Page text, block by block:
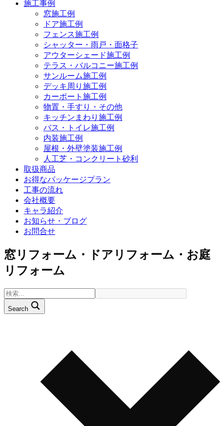
施工事例
窓施工例
ドア施工例
フェンス施工例
シャッター・雨戸・面格子
アウターシェード施工例
テラス・バルコニー施工例
サンルーム施工例
デッキ周り施工例
カーポート施工例
物置・手すり・その他
キッチンまわり施工例
バス・トイレ施工例
内装施工例
屋根・外壁塗装施工例
人工芝・コンクリート砂利
取扱商品
お得なパッケージプラン
工事の流れ
会社概要
キャラ紹介
お知らせ・ブログ
お問合せ
窓リフォーム・ドアリフォーム・お庭
リフォーム
Search